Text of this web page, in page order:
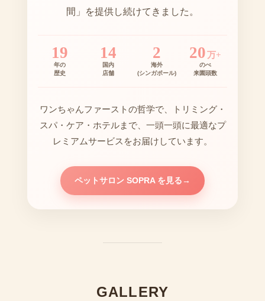
間」を提供し続けてきました。
19
年の
歴史
14
国内
店舗
2
海外
(シンガポール)
20万+
のべ
来園頭数
ワンちゃんファーストの哲学で、トリミング・
スパ・ケア・ホテルまで、一頭一頭に最適なプ
レミアムサービスをお届けしています。
ペットサロン SOPRA を見る →
GALLERY